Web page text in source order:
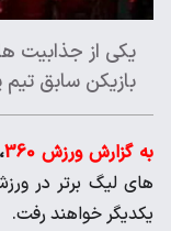
یکی از جذابیت
بازیکن سابق
به گزارش ورزش 360 ،
های لیگ برتر در
یکدیگر خواهند رفت.